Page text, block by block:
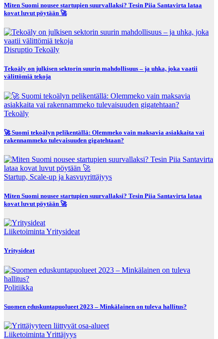
Miten Suomi nousee startupien suurvallaksi? Tesin Piia Santavirta lataa
kovat luvut pöytään 🚀
Disruptio Tekoäly
Tekoäly on julkisen sektorin suurin mahdollisuus – ja uhka, joka vaatii
välittömiä tekoja
Tekoäly
🚀 Suomi tekoälyn pelikentällä: Olemmeko vain maksavia asiakkaita vai
rakennammeko tulevaisuuden gigatehtaan?
Startup, Scale-up ja kasvuyrittäjyys
Miten Suomi nousee startupien suurvallaksi? Tesin Piia Santavirta lataa
kovat luvut pöytään 🚀
Liiketoiminta Yritysideat
Yritysideat
Politiikka
Suomen eduskuntapuolueet 2023 – Minkälainen on tuleva hallitus?
Liiketoiminta Yrittäjyys